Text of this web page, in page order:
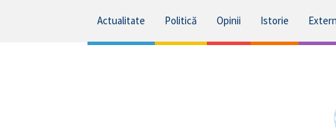
Actualitate Politică Opinii Istorie